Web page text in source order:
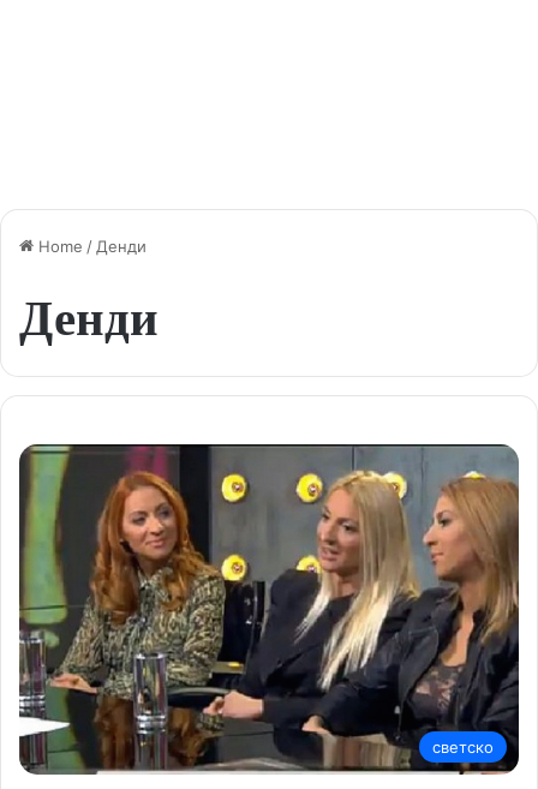
Home / Денди
Денди
светско